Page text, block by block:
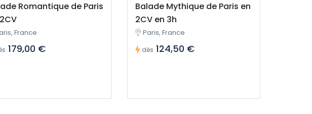
Romantique de Paris
France
179,00 €
Balade Mythique de Paris en
2CV en 3h
Paris, France
dès 124,50 €